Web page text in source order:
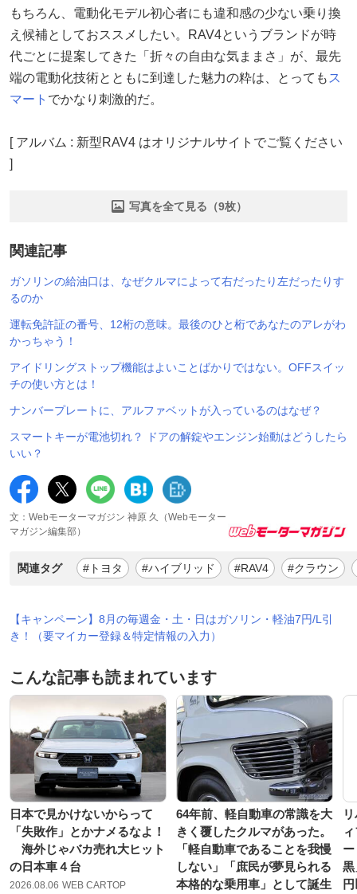
もちろん、電動化モデル初心者にも違和感の少ない乗り換
え候補としておススメしたい。RAV4というブランドが時
代ごとに提案してきた「折々の自由な気ままさ」が、最先
端の電動化技術とともに到達した魅力の粋は、とっても ス
マート でかなり刺激的だ。
[ アルバム : 新型RAV4 はオリジナルサイトでご覧ください
]
写真を全て見る（9枚）
関連記事
ガソリンの給油口は、なぜクルマによって右だったり左だったりす
るのか
運転免許証の番号、12桁の意味。最後のひと桁であなたのアレがわ
かっちゃう！
アイドリングストップ機能はよいことばかりではない。OFFスイッ
チの使い方とは！
ナンバープレートに、アルファベットが入っているのはなぜ？
スマートキーが電池切れ？ ドアの解錠やエンジン始動はどうしたら
いい？
文：Webモーターマガジン 神原 久（Webモーター
マガジン編集部）
関連タグ #トヨタ #ハイブリッド #RAV4 #クラウン
【キャンペーン】8月の毎週金・土・日はガソリン・軽油7円/L引
き！（要マイカー登録＆特定情報の入力）
こんな記事も読まれています
日本で見かけないからって
「失敗作」とかナメるなよ！
海外じゃバカ売れ大ヒット
の日本車４台
2026.08.06 WEB CARTOP
64年前、軽自動車の常識を大
きく覆したクルマがあった。
「軽自動車であることを我慢
しない」「庶民が夢見られる
本格的な乗用車」として誕生
黒